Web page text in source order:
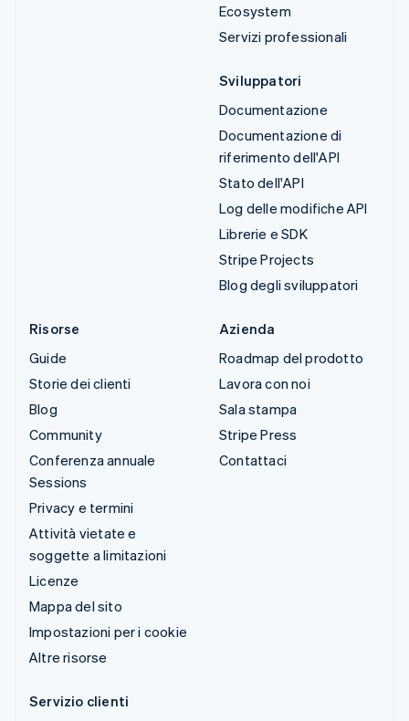
Ecosystem
Servizi professionali
Sviluppatori
Documentazione
Documentazione di
riferimento dell'API
Stato dell'API
Log delle modifiche API
Librerie e SDK
Stripe Projects
Blog degli sviluppatori
Risorse
Guide
Storie dei clienti
Blog
Community
Conferenza annuale
Sessions
Privacy e termini
Attività vietate e
soggette a limitazioni
Licenze
Mappa del sito
Impostazioni per i cookie
Altre risorse
Azienda
Roadmap del prodotto
Lavora con noi
Sala stampa
Stripe Press
Contattaci
Servizio clienti